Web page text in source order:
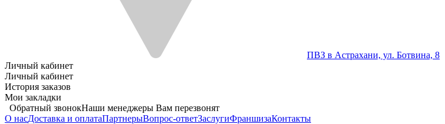
ПВЗ в Астрахани, ул. Ботвина, 8
Личный кабинет
Личный кабинет
История заказов
Мои закладки
Обратный звонокНаши менеджеры Вам перезвонят
О насДоставка и оплатаПартнерыВопрос-ответЗаслугиФраншизаКонтакты